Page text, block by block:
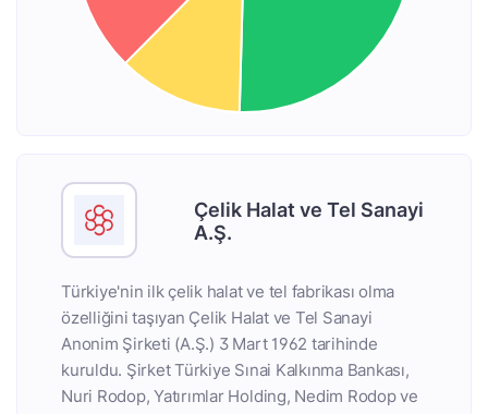
Çelik Halat ve Tel Sanayi
A.Ş.
Türkiye'nin ilk çelik halat ve tel fabrikası olma
özelliğini taşıyan Çelik Halat ve Tel Sanayi
Anonim Şirketi (A.Ş.) 3 Mart 1962 tarihinde
kuruldu. Şirket Türkiye Sınai Kalkınma Bankası,
Nuri Rodop, Yatırımlar Holding, Nedim Rodop ve